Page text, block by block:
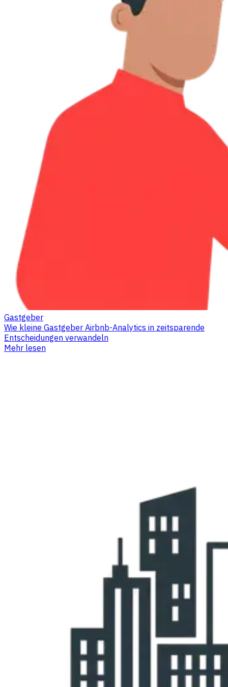
Gastgeber
Wie kleine Gastgeber Airbnb-Analytics in zeitsparende
Entscheidungen verwandeln
Mehr lesen